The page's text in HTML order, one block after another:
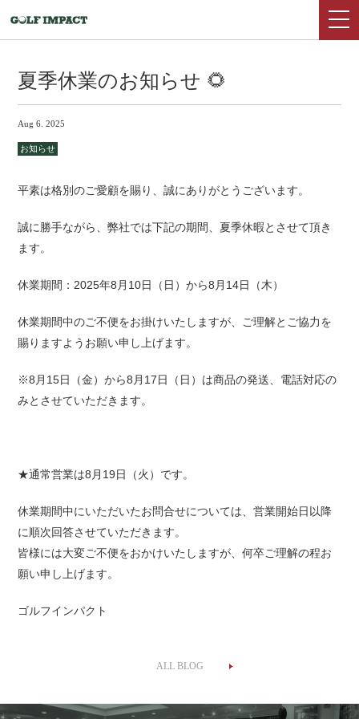
夏季休業のお知らせ 🌻
Aug 6. 2025
お知らせ
平素は格別のご愛顧を賜り、誠にありがとうございます。
誠に勝手ながら、弊社では下記の期間、夏季休暇とさせて頂き
ます。
休業期間：2025年8月10日（日）から8月14日（木）
休業期間中のご不便をお掛けいたしますが、ご理解とご協力を
賜りますようお願い申し上げます。
※8月15日（金）から8月17日（日）は商品の発送、電話対応の
みとさせていただきます。
★通常営業は8月19日（火）です。
休業期間中にいただいたお問合せについては、営業開始日以降
に順次回答させていただきます。
皆様には大変ご不便をおかけいたしますが、何卒ご理解の程お
願い申し上げます。
ゴルフインパクト
ALL BLOG